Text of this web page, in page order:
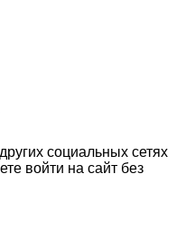
социальных сетях
войти на сайт без